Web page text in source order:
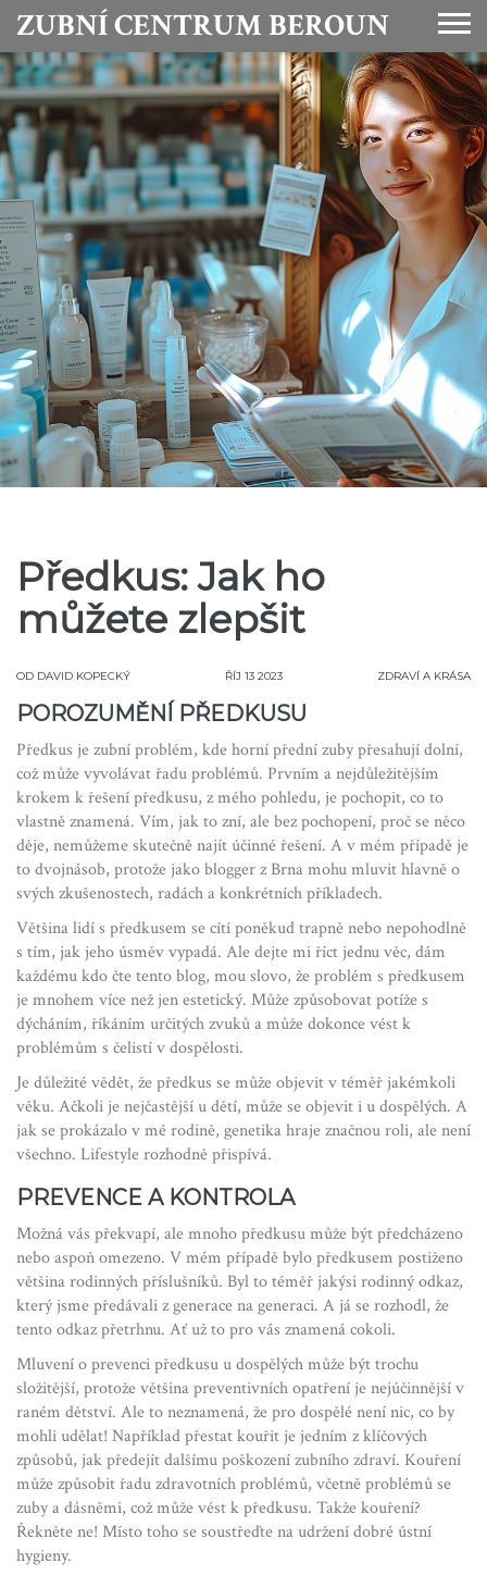
ZUBNÍ CENTRUM BEROUN
Předkus: Jak ho
můžete zlepšit
OD DAVID KOPECKÝ ŘÍJ 13 2023 ZDRAVÍ A KRÁSA
POROZUMĚNÍ PŘEDKUSU
Předkus je zubní problém, kde horní přední zuby přesahují dolní,
což může vyvolávat řadu problémů. Prvním a nejdůležitějším
krokem k řešení předkusu, z mého pohledu, je pochopit, co to
vlastně znamená. Vím, jak to zní, ale bez pochopení, proč se něco
děje, nemůžeme skutečně najít účinné řešení. A v mém případě je
to dvojnásob, protože jako blogger z Brna mohu mluvit hlavně o
svých zkušenostech, radách a konkrétních příkladech.
Většina lidí s předkusem se cítí poněkud trapně nebo nepohodlně
s tím, jak jeho úsměv vypadá. Ale dejte mi říct jednu věc, dám
každému kdo čte tento blog, mou slovo, že problém s předkusem
je mnohem více než jen estetický. Může způsobovat potíže s
dýcháním, říkáním určitých zvuků a může dokonce vést k
problémům s čelistí v dospělosti.
Je důležité vědět, že předkus se může objevit v téměř jakémkoli
věku. Ačkoli je nejčastější u dětí, může se objevit i u dospělých. A
jak se prokázalo v mé rodině, genetika hraje značnou roli, ale není
všechno. Lifestyle rozhodně přispívá.
PREVENCE A KONTROLA
Možná vás překvapí, ale mnoho předkusu může být předcházeno
nebo aspoň omezeno. V mém případě bylo předkusem postiženo
většina rodinných příslušníků. Byl to téměř jakýsi rodinný odkaz,
který jsme předávali z generace na generaci. A já se rozhodl, že
tento odkaz přetrhnu. Ať už to pro vás znamená cokoli.
Mluvení o prevenci předkusu u dospělých může být trochu
složitější, protože většina preventivních opatření je nejúčinnější v
raném dětství. Ale to neznamená, že pro dospělé není nic, co by
mohli udělat! Například přestat kouřit je jedním z klíčových
způsobů, jak předejít dalšímu poškození zubního zdraví. Kouření
může způsobit řadu zdravotních problémů, včetně problémů se
zuby a dásněmi, což může vést k předkusu. Takže kouření?
Řekněte ne! Místo toho se soustřeďte na udržení dobré ústní
hygieny.